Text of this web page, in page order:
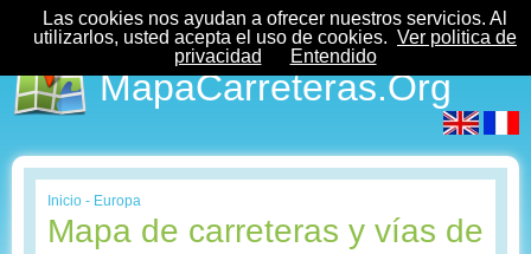
MapaCarreteras.Org
Inicio - Europa
Mapa de carreteras y vías de
Las cookies nos ayudan a ofrecer nuestros servicios. Al
utilizarlos, usted acepta el uso de cookies. Ver politica de
privacidad
Entendido